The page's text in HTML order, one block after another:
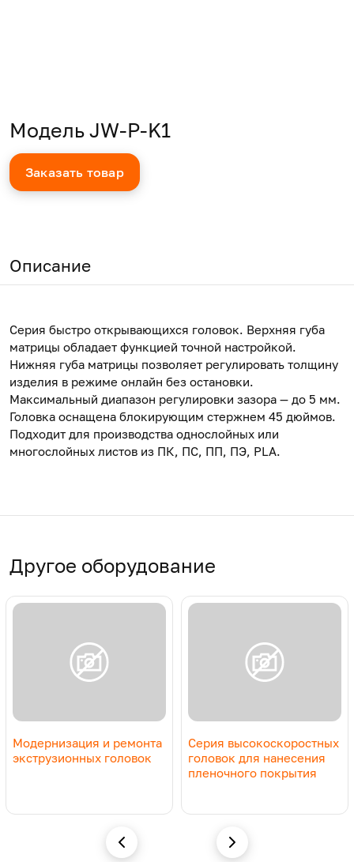
Модель JW-P-K1
Заказать товар
Описание
Серия быстро открывающихся головок. Верхняя губа
матрицы обладает функцией точной настройкой.
Нижняя губа матрицы позволяет регулировать толщину
изделия в режиме онлайн без остановки.
Максимальный диапазон регулировки зазора — до 5 мм.
Головка оснащена блокирующим стержнем 45 дюймов.
Подходит для производства однослойных или
многослойных листов из ПК, ПС, ПП, ПЭ, PLA.
Другое оборудование
Модернизация и ремонта
экструзионных головок
Серия высокоскоростных
головок для нанесения
пленочного покрытия